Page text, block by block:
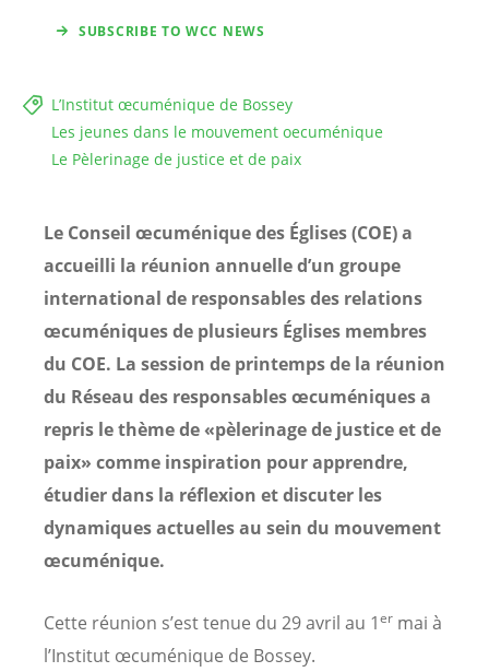
SUBSCRIBE TO WCC NEWS
L’Institut œcuménique de Bossey
Les jeunes dans le mouvement oecuménique
Le Pèlerinage de justice et de paix
Le Conseil œcuménique des Églises (COE) a
accueilli la réunion annuelle d’un groupe
international de responsables des relations
œcuméniques de plusieurs Églises membres
du COE. La session de printemps de la réunion
du Réseau des responsables œcuméniques a
repris le thème de «pèlerinage de justice et de
paix» comme inspiration pour apprendre,
étudier dans la réflexion et discuter les
dynamiques actuelles au sein du mouvement
œcuménique.
Cette réunion s’est tenue du 29 avril au 1er mai à
l’Institut œcuménique de Bossey.